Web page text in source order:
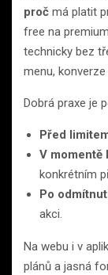
proč má platit
free na
technicky bez
menu, konverze
Dobrá praxe je
Před
V momentě
konkrétním
Po
akci.
Na webu i v
plánů a jasná